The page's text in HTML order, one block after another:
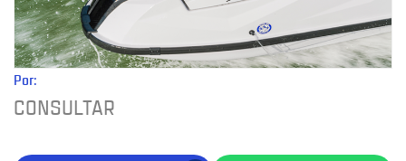
Por:
CONSULTAR